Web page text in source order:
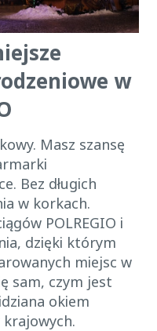
w
Masz szansę
Bez długich
w korkach.
POLREGIO i
dzięki którym
miejsc w
sam, czym jest
okiem
krajowych.